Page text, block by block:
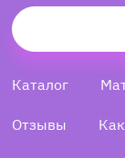
Каталог
Отзывы